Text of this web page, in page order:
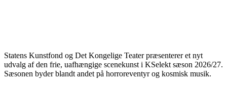
Statens Kunstfond og Det Kongelige Teater præsenterer et nyt
udvalg af den frie, uafhængige scenekunst i KSelekt sæson 2026/27.
Sæsonen byder blandt andet på horroreventyr og kosmisk musik.